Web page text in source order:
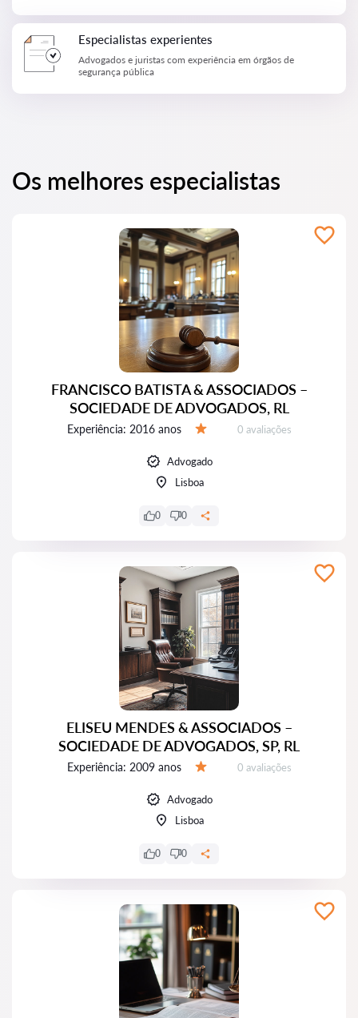
Especialistas experientes
Advogados e juristas com experiência em órgãos de
segurança pública
Os melhores especialistas
FRANCISCO BATISTA & ASSOCIADOS –
SOCIEDADE DE ADVOGADOS, RL
Experiência: 2016 anos Avaliações:
0 avaliações
Advogado
Lisboa
0 0
ELISEU MENDES & ASSOCIADOS –
SOCIEDADE DE ADVOGADOS, SP, RL
Experiência: 2009 anos Avaliações:
0 avaliações
Advogado
Lisboa
0 0